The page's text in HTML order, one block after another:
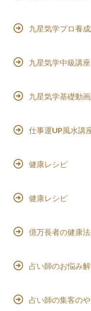
九星気学プロ養
九星気学中級講座
九星気学基礎動
仕事運UP風水講
健康レシピ
健康レシピ
億万長者の健康法
占い師のお悩み
占い師の集客の